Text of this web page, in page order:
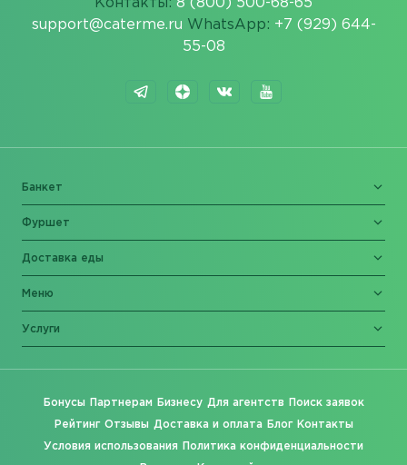
Контакты: 8 (800) 500-68-65
support@caterme.ru WhatsApp: +7 (929) 644-
55-08
Банкет
Фуршет
Доставка еды
Меню
Услуги
Бонусы Партнерам Бизнесу Для агентств Поиск заявок
Рейтинг Отзывы Доставка и оплата Блог Контакты
Условия использования Политика конфиденциальности